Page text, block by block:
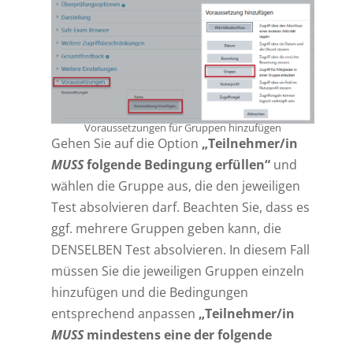
Voraussetzungen für Gruppen hinzufügen
Gehen Sie auf die Option „Teilnehmer/in
MUSSfolgende Bedingung erfüllen“und
wählen die Gruppe aus, die den jeweiligen
Test absolvieren darf. Beachten Sie, dass es
ggf. mehrere Gruppen geben kann, die
DENSELBEN Test absolvieren. In diesem Fall
müssen Sie die jeweiligen Gruppen einzeln
hinzufügen und die Bedingungen
entsprechend anpassen „Teilnehmer/in
MUSSmindestens eine der folgende